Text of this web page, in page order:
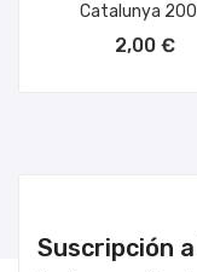
Catalunya
2,00 €
Suscripción